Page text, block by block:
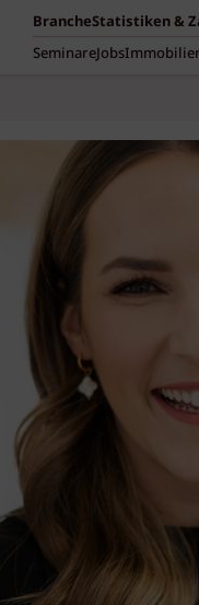
BrancheStatistiken &
SeminareJobs